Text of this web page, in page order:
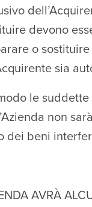
devono
o
sia
le
non
dei beni
AVRÀ